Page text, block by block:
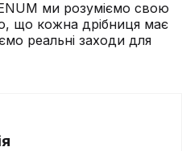
ми розуміємо свою
що кожна дрібниця має
реальні заходи для